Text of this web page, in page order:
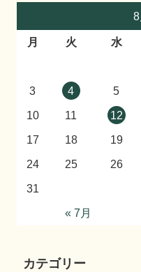
月 火 水
3
4 5
10
11 12
17
18 19
24
25 26
31
« 7月
カテゴリー